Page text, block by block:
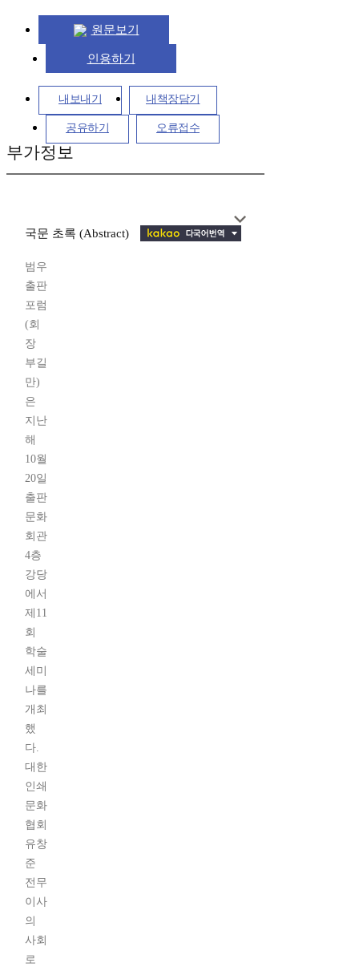
원문보기
인용하기
내보내기 내책장담기
공유하기 오류접수
부가정보
국문 초록 (Abstract)
범우
출판
포럼
(회
장
부길
만)
은
지난
해
10월
20일
출판
문화
회관
4층
강당
에서
제11
회
학술
세미
나를
개최
했
다.
대한
인쇄
문화
협회
유창
준
전무
이사
의
사회
로